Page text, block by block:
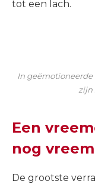
tot een lach.
In geëmotioneerde
zijn
Een
nog
De grootste